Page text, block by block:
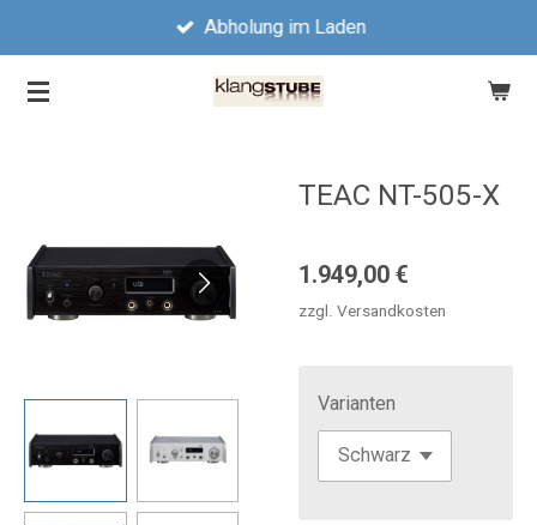
Hauptinhalt
springen
Abholung im Laden
TEAC NT-505-X
1.949,00 €
zzgl. Versandkosten
Varianten